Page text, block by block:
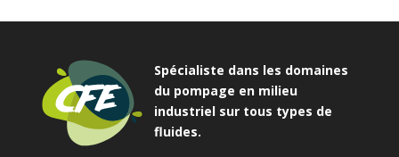
Spécialiste dans les domaines
du pompage en milieu
industriel sur tous types de
fluides.